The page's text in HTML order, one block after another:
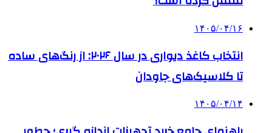
۱۴۰۵/۰۴/۱۶
انتخاب کاغذ دیواری در سال ۲۰۲۶: از رنگ‌های ساده
تا کلاسیک‌های جاودان
۱۴۰۵/۰۴/۱۴